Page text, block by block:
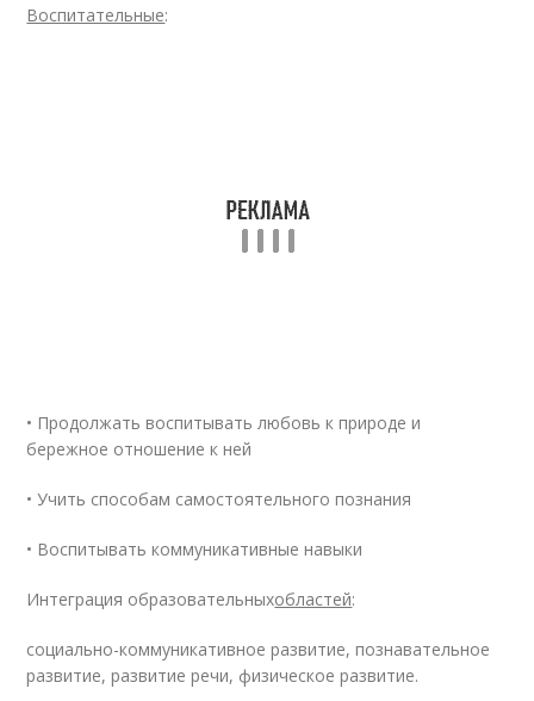
Воспитательные:
• Продолжать воспитывать любовь к природе и
бережное отношение к ней
• Учить способам самостоятельного познания
• Воспитывать коммуникативные навыки
Интеграция образовательныхобластей:
социально-коммуникативное развитие, познавательное
развитие, развитие речи, физическое развитие.